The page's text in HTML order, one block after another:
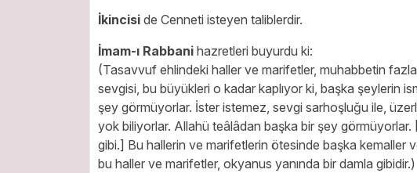
İkincisi de Cenneti isteyen taliblerdir.
İmam-ı Rabbani hazretleri buyurdu ki:
(Tasavvuf ehlindeki haller ve marifetler, muhabbetin fazla
sevgisi, bu büyükleri o kadar kaplıyor ki, başka şeylerin
şey görmüyorlar. İster istemez, sevgi sarhoşluğu ile,
yok biliyorlar. Allahü teâlâdan başka bir şey görmüyorlar.
gibi.] Bu hallerin ve marifetlerin ötesinde başka kemaller
bu haller ve marifetler, okyanus yanında bir damla gibidir.)